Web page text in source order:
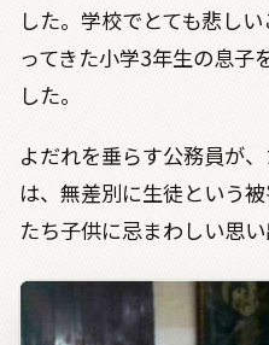
した。学校でとても悲し
ってきた小学3年生の息子
した。
よだれを垂らす公務員が
は、無差別に生徒という
たち子供に忌まわしい思い